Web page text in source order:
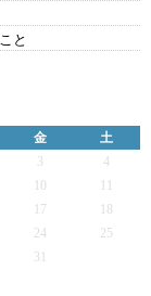
と
金
土
3
4
17
24
25
31